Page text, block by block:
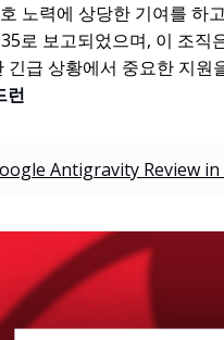
노력에 상당한 기여를
로 보고되었으며, 이 조직
긴급 상황에서 중요한 지원
런
Antigravity Review in